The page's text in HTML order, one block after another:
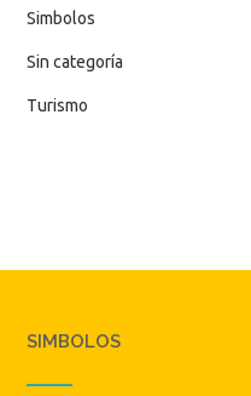
Simbolos
Sin categoría
Turismo
SIMBOLOS